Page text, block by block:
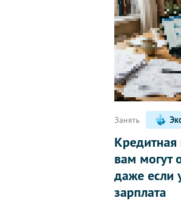
Занять
Кредитная
вам могут
даже если
зарплата